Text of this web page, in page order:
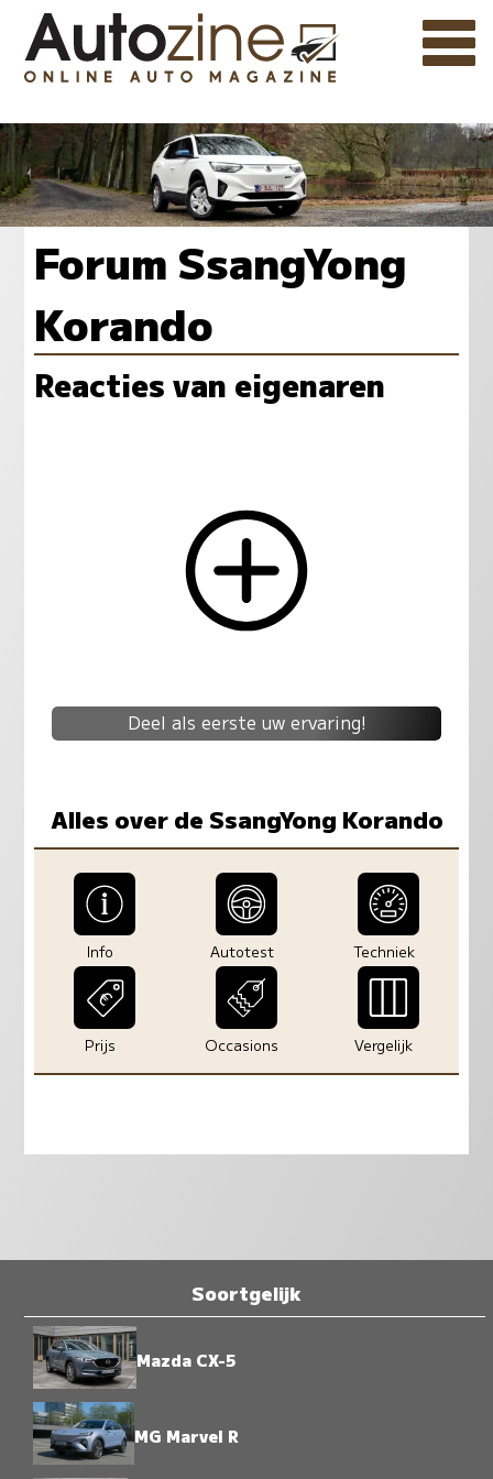
Forum SsangYong
Korando
Reacties van eigenaren
Deel als eerste uw ervaring!
Alles over de SsangYong Korando
Info Autotest Techniek
Prijs Occasions Vergelijk
Soortgelijk
Mazda CX-5
MG Marvel R